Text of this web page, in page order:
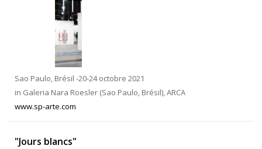
Sao Paulo, Brésil -20-24 octobre 2021
in Galeria Nara Roesler (Sao Paulo, Brésil), ARCA
www.sp-arte.com
"Jours blancs"